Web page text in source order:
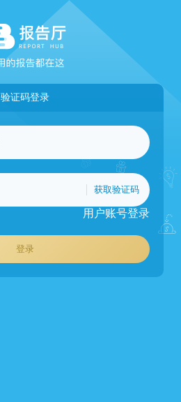
验证码登录
获取验证码
用户账号登录
登录